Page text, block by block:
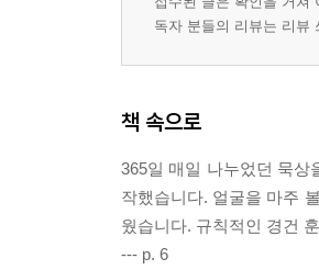
독자 분들의 리뷰는 리뷰
책 속으로
365일 매일 나누었던 묵상
작했습니다. 얼굴을 마주
웠습니다. 규칙적인 경건
--- p. 6